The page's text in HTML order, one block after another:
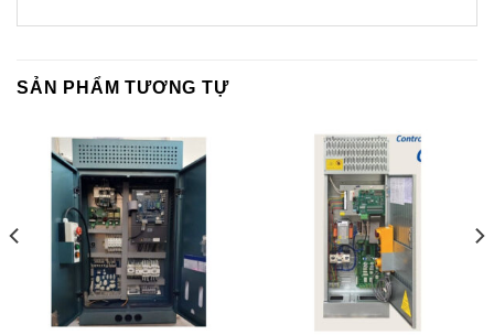
SẢN PHẨM TƯƠNG TỰ